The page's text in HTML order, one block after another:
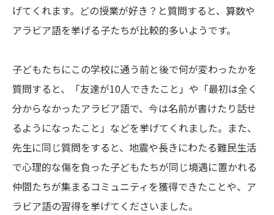
げてくれます。どの授業が好き？と質問すると、算数や
アラビア語を挙げる子たちが比較的多いようです。
子どもたちにこの学校に通う前と後で何が変わったかを
質問すると、「友達が10人できたこと」や「最初は全く
分からなかったアラビア語で、今は名前が書けたり話せ
るようになったこと」などを挙げてくれました。また、
先生に同じ質問をすると、地震や長きにわたる難民生活
で心理的な傷を負った子どもたちが同じ境遇に置かれる
仲間たちが集まるコミュニティを獲得できたことや、ア
ラビア語の習得を挙げてくださいました。